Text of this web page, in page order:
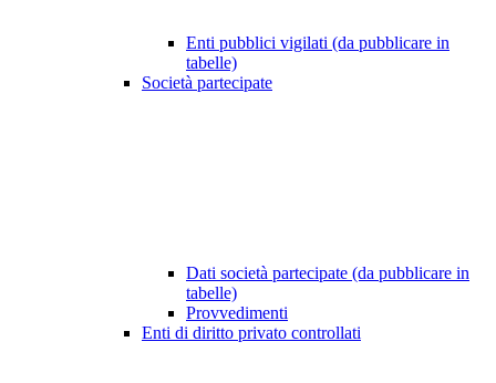
Enti pubblici vigilati (da pubblicare in
tabelle)
Società partecipate
Dati società partecipate (da pubblicare in
tabelle)
Provvedimenti
Enti di diritto privato controllati